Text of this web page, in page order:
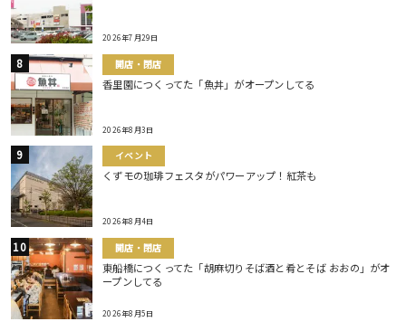
2026年7月29日
開店・閉店
香里園につくってた「魚丼」がオープンしてる
2026年8月3日
イベント
くずモの珈琲フェスタがパワーアップ！紅茶も
2026年8月4日
開店・閉店
東船橋につくってた「胡麻切りそば酒と肴とそば おおの」がオ
ープンしてる
2026年8月5日